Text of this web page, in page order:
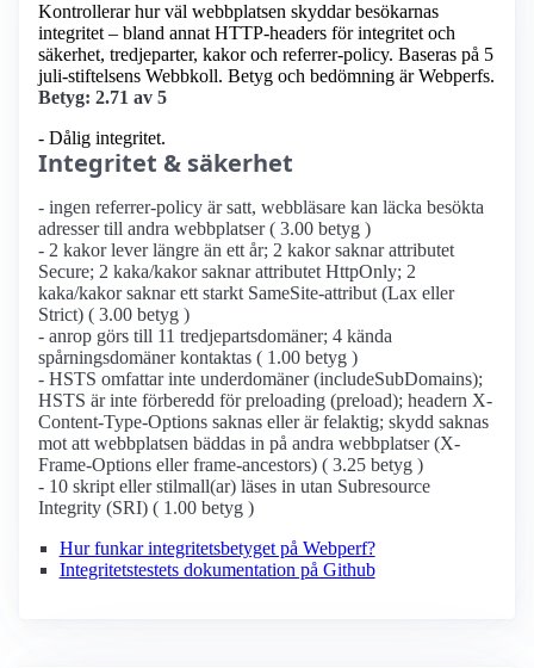
Kontrollerar hur väl webbplatsen skyddar besökarnas
integritet – bland annat HTTP-headers för integritet och
säkerhet, tredjeparter, kakor och referrer-policy. Baseras på 5
juli-stiftelsens Webbkoll. Betyg och bedömning är Webperfs.
Betyg: 2.71 av 5
- Dålig integritet.
Integritet & säkerhet
- ingen referrer-policy är satt, webbläsare kan läcka besökta
adresser till andra webbplatser ( 3.00 betyg )
- 2 kakor lever längre än ett år; 2 kakor saknar attributet
Secure; 2 kaka/kakor saknar attributet HttpOnly; 2
kaka/kakor saknar ett starkt SameSite-attribut (Lax eller
Strict) ( 3.00 betyg )
- anrop görs till 11 tredjepartsdomäner; 4 kända
spårningsdomäner kontaktas ( 1.00 betyg )
- HSTS omfattar inte underdomäner (includeSubDomains);
HSTS är inte förberedd för preloading (preload); headern X-
Content-Type-Options saknas eller är felaktig; skydd saknas
mot att webbplatsen bäddas in på andra webbplatser (X-
Frame-Options eller frame-ancestors) ( 3.25 betyg )
- 10 skript eller stilmall(ar) läses in utan Subresource
Integrity (SRI) ( 1.00 betyg )
Hur funkar integritetsbetyget på Webperf?
Integritetstestets dokumentation på Github